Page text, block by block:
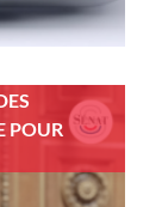
POUR